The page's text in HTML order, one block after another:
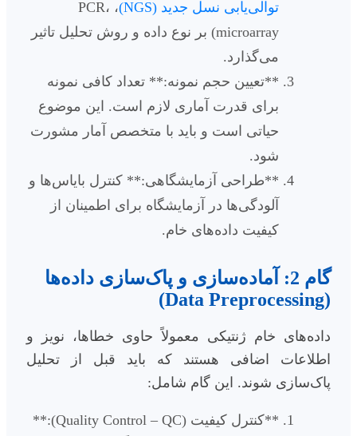
توالی‌یابی نسل جدید (NGS)
، PCR،
microarray) بر نوع داده و روش تحلیل تاثیر
می‌گذارد.
**تعیین حجم نمونه:** تعداد کافی نمونه
برای قدرت آماری لازم است. این موضوع
حیاتی است و باید با متخصص آمار مشورت
شود.
**طراحی آزمایشگاهی:** کنترل بایاس‌ها و
آلودگی‌ها در آزمایشگاه برای اطمینان از
کیفیت داده‌های خام.
گام 2: آماده‌سازی و پاک‌سازی داده‌ها
(Data Preprocessing)
داده‌های خام ژنتیکی معمولاً حاوی خطاها، نویز و
اطلاعات اضافی هستند که باید قبل از تحلیل
پاک‌سازی شوند. این گام شامل:
**کنترل کیفیت (Quality Control – QC):**